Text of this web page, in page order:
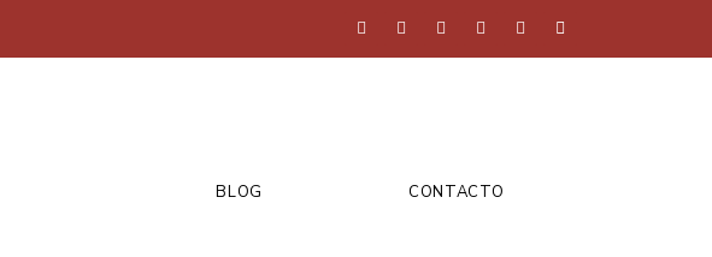
BLOG CONTACTO